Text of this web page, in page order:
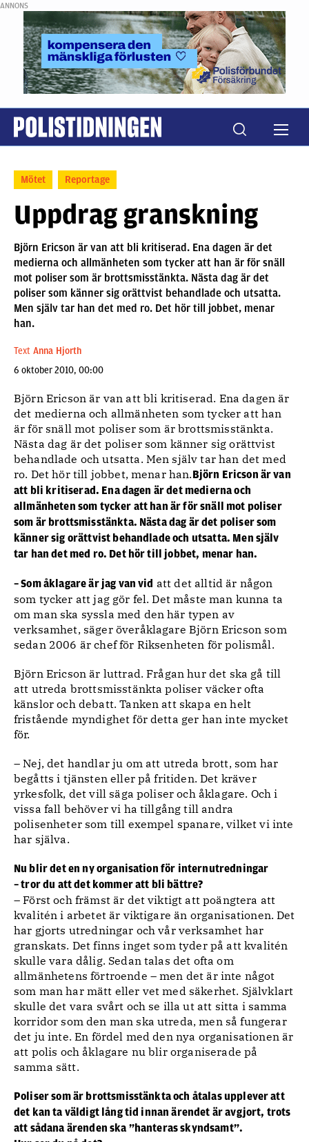
ANNONS
Mötet Reportage
Uppdrag granskning
Björn Ericson är van att bli kritiserad. Ena dagen är det
medierna och allmänheten som tycker att han är för snäll
mot poliser som är brottsmisstänkta. Nästa dag är det
poliser som känner sig orättvist behandlade och utsatta.
Men själv tar han det med ro. Det hör till jobbet, menar
han.
Text Anna Hjorth
6 oktober 2010, 00:00
Björn Ericson är van att bli kritiserad. Ena dagen är
det medierna och allmänheten som tycker att han
är för snäll mot poliser som är brottsmisstänkta.
Nästa dag är det poliser som känner sig orättvist
behandlade och utsatta. Men själv tar han det med
ro. Det hör till jobbet, menar han.Björn Ericson är van
att bli kritiserad. Ena dagen är det medierna och
allmänheten som tycker att han är för snäll mot poliser
som är brottsmisstänkta. Nästa dag är det poliser som
känner sig orättvist behandlade och utsatta. Men själv
tar han det med ro. Det hör till jobbet, menar han.
– Som åklagare är jag van vid att det alltid är någon
som tycker att jag gör fel. Det måste man kunna ta
om man ska syssla med den här typen av
verksamhet, säger överåklagare Björn Ericson som
sedan 2006 är chef för Riksenheten för polismål.
Björn Ericson är luttrad. Frågan hur det ska gå till
att utreda brottsmisstänkta poliser väcker ofta
känslor och debatt. Tanken att skapa en helt
fristående myndighet för detta ger han inte mycket
för.
– Nej, det handlar ju om att utreda brott, som har
begåtts i tjänsten eller på fritiden. Det kräver
yrkesfolk, det vill säga poliser och åklagare. Och i
vissa fall behöver vi ha tillgång till andra
polisenheter som till exempel spanare, vilket vi inte
har själva.
Nu blir det en ny organisation för internutredningar
– tror du att det kommer att bli bättre?
– Först och främst är det viktigt att poängtera att
kvalitén i arbetet är viktigare än organisationen. Det
har gjorts utredningar och vår verksamhet har
granskats. Det finns inget som tyder på att kvalitén
skulle vara dålig. Sedan talas det ofta om
allmänhetens förtroende – men det är inte något
som man har mätt eller vet med säkerhet. Självklart
skulle det vara svårt och se illa ut att sitta i samma
korridor som den man ska utreda, men så fungerar
det ju inte. En fördel med den nya organisationen är
att polis och åklagare nu blir organiserade på
samma sätt.
Poliser som är brottsmisstänkta och åtalas upplever att
det kan ta väldigt lång tid innan ärendet är avgjort, trots
att sådana ärenden ska ”hanteras skyndsamt”.